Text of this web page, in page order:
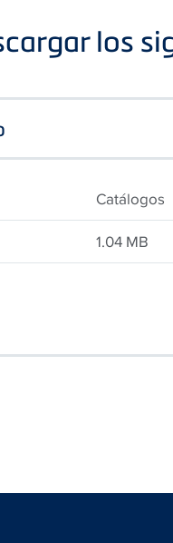
los
Catálogos
1.04 MB